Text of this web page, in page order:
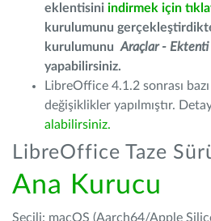
eklentisini indirmek için
kurulumunu
kurulumunu Araçlar - Ektenti
yapabilirsiniz.
LibreOffice 4.1.2 sonrası
değişiklikler yapılmıştır.
alabilirsiniz.
LibreOffice Taze
Ana Kurucu
Seçili: macOS (Aarch64/Apple